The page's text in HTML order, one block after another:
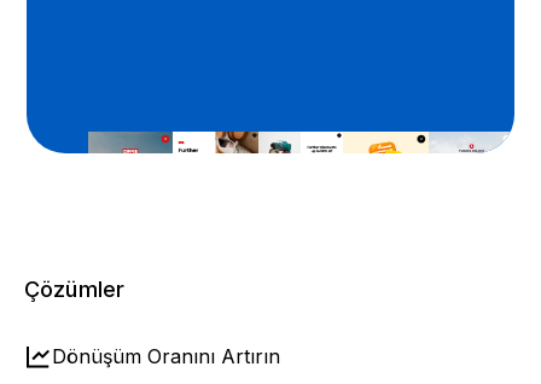
Çözümler
Dönüşüm Oranını Artırın